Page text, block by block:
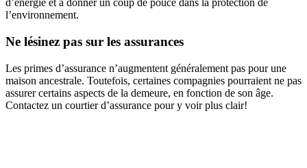
d’énergie et à donner un coup de pouce dans la protection de
l’environnement.
Ne lésinez pas sur les assurances
Les primes d’assurance n’augmentent généralement pas pour une
maison ancestrale. Toutefois, certaines compagnies pourraient ne pas
assurer certains aspects de la demeure, en fonction de son âge.
Contactez un courtier d’assurance pour y voir plus clair!